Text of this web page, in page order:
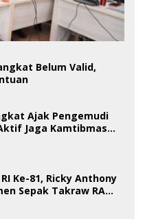
Belum Valid,
Ajak Pengemudi
Jaga Kamtibmas
Ke-81, Ricky Anthony
Sepak Takraw RA